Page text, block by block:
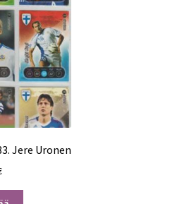
Jere Uronen